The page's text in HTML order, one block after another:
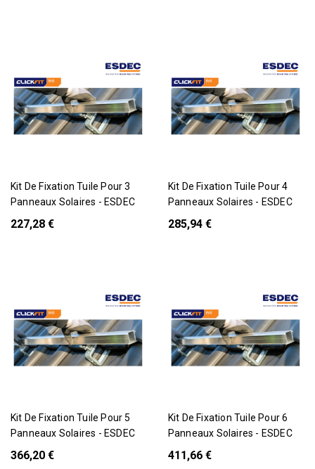
Kit De Fixation Tuile Pour 3
Panneaux Solaires - ESDEC
227,28 €
Kit De Fixation Tuile Pour 4
Panneaux Solaires - ESDEC
285,94 €
Kit De Fixation Tuile Pour 5
Panneaux Solaires - ESDEC
366,20 €
Kit De Fixation Tuile Pour 6
Panneaux Solaires - ESDEC
411,66 €